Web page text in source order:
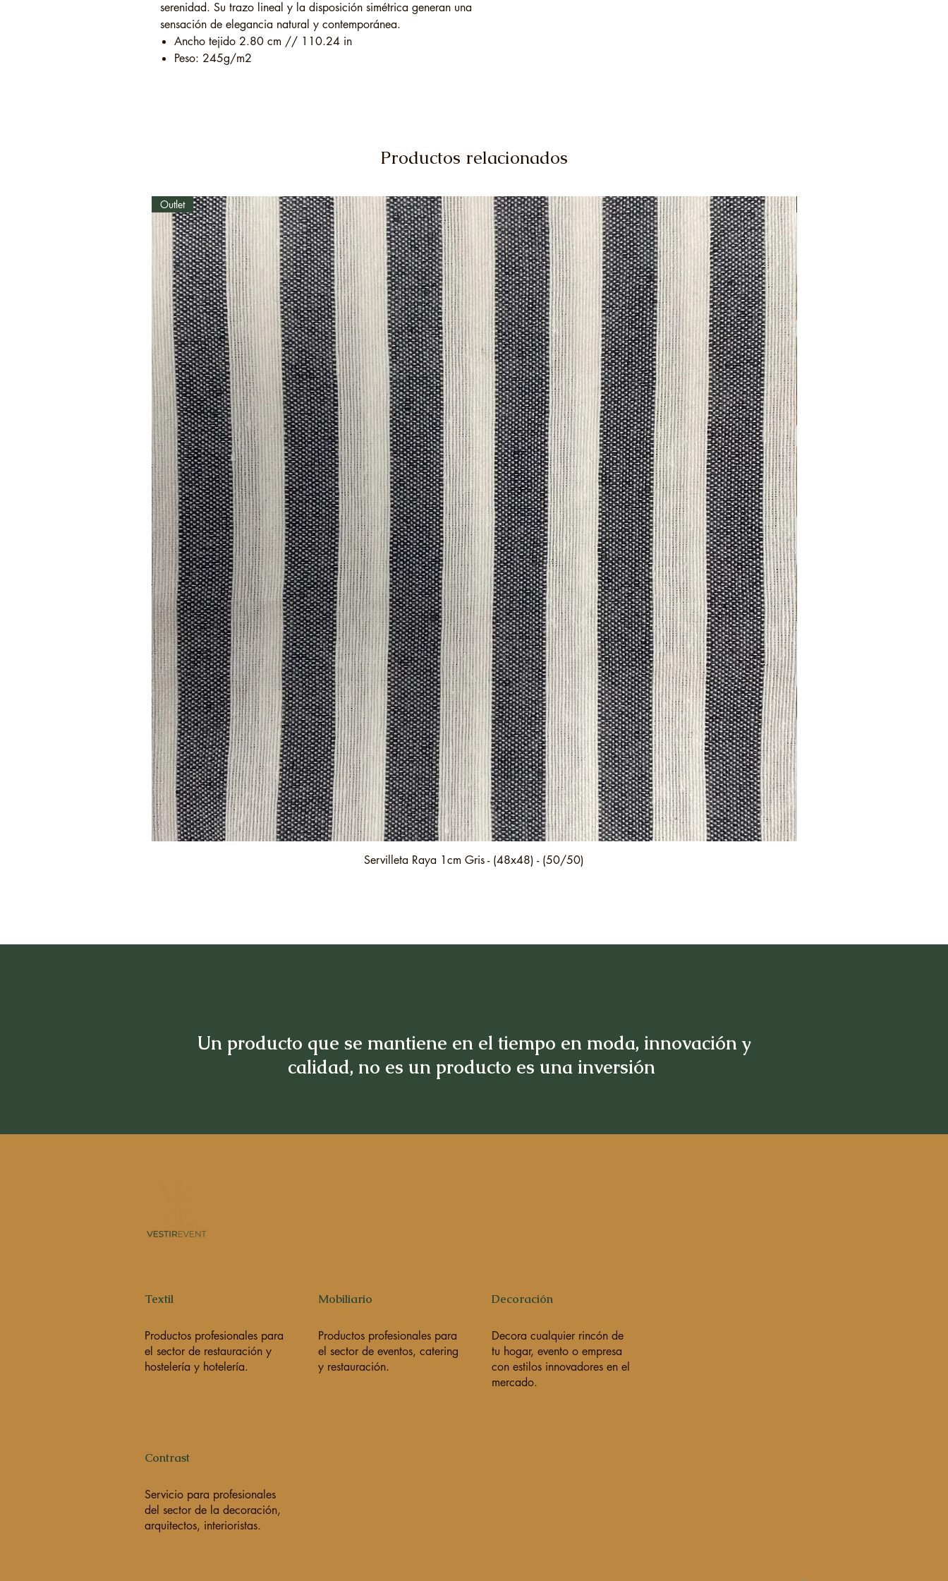
serenidad. Su trazo lineal y la disposición simétrica generan una
sensación de elegancia natural y contemporánea.
Ancho tejido 2.80 cm // 110.24 in
Peso: 245g/m2
Productos relacionados
Vista rápida
Outlet
Servilleta Raya 1cm Gris - (48x48) - (50/50)
Un producto que se mantiene en el tiempo en moda, innovación y
calidad, no es un producto es una inversión
Textil
Productos profesionales para
el sector de restauración y
hostelería y hotelería.
Mobiliario
Productos profesionales para
el sector de eventos, catering
y restauración.
Decoración
Decora cualquier rincón de
tu hogar, evento o empresa
con estilos innovadores en el
mercado.
Contrast
Servicio para profesionales
del sector de la decoración,
arquitectos, interioristas.